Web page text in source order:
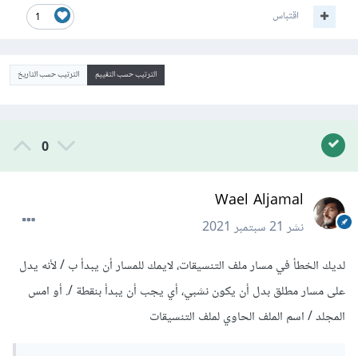
1 اقتباس
الترتيب حسب التقييم الترتيب حسب التاريخ
0
Wael Aljamal
نشر21 سبتمبر 2021
لديك الخطأ في مسار ملف التنسيقات، لايمك للمسار أن يبدأ ب / لأنه يدل
على مسار مطلق بدل أن يكون نشبي، أي يجب أن يبدأ بنقطة /. أو امس
المجلد / اسم الملف الحاوي لملف التنسيقات